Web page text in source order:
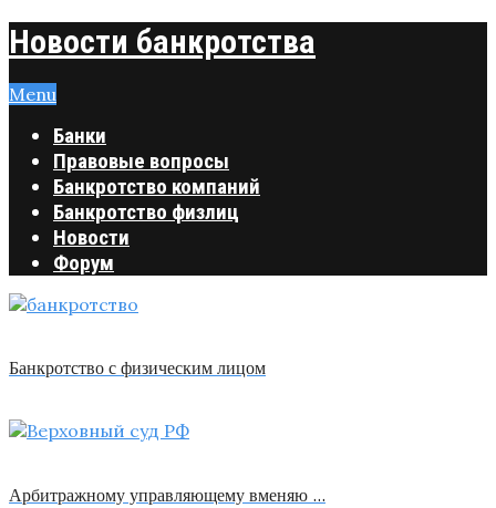
Новости банкротства
Menu
Банки
Правовые вопросы
Банкротство компаний
Банкротство физлиц
Новости
Форум
Банкротство с физическим лицом
Арбитражному управляющему вменяю …